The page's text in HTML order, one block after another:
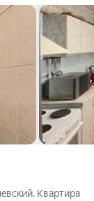
Кваpтиpa